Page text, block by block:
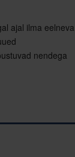
ajal ilma eelneva
nendega